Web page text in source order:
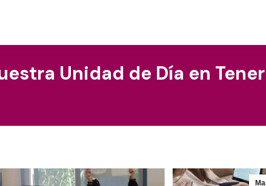
Unidad de Día en